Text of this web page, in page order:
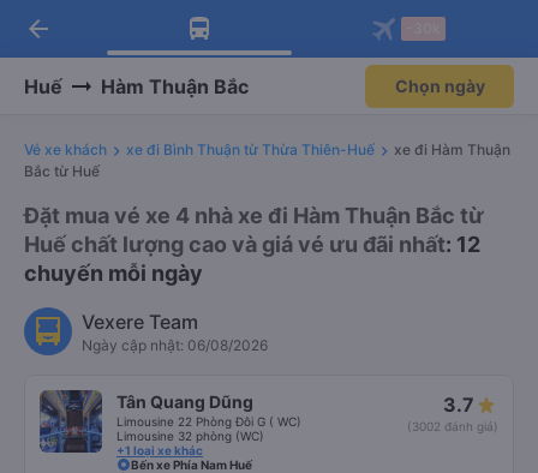
Tải app Vexere ngay!
Nhận ưu đãi thành viên độc
Mở app
Tải app Vexere
-30k/ghế khi đặt vé máy bay qua
Mở app
arrow_back
Huế Hàm Thuận Bắc Chọn ngày
Vé xe khách xe đi Bình Thuận từ Thừa Thiên-Huế
xe đi Hàm Thuận
Bắc từ Huế
Đặt mua vé xe 4 nhà xe đi Hàm Thuận Bắc từ
Huế chất lượng cao và giá vé ưu đãi nhất: 12
chuyến mỗi ngày
Vexere Team
Ngày cập nhật: 06/08/2026
Tân Quang Dũng
Limousine 22 Phòng Đôi G ( WC)
Limousine 32 phòng (WC)
+1 loại xe khác
3.7
(3002 đánh giá)
Bến xe Phía Nam Huế